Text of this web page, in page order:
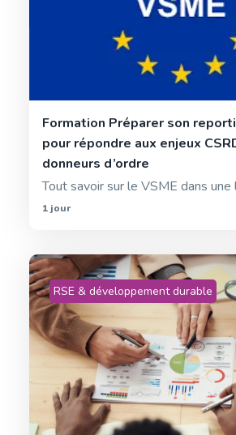
Formation Préparer son
pour répondre aux enjeux
donneurs d’ordre
Tout savoir sur le VSME dans une
1 jour
RSE & développement durable